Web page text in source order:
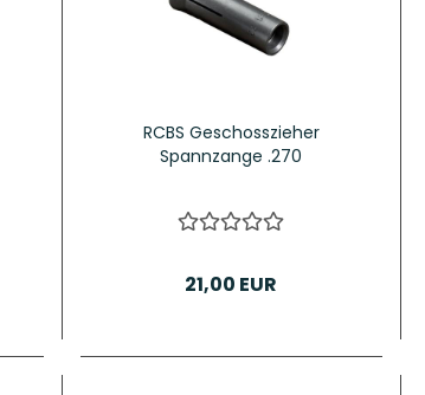
RCBS Geschosszieher
Spannzange .270
21,00 EUR